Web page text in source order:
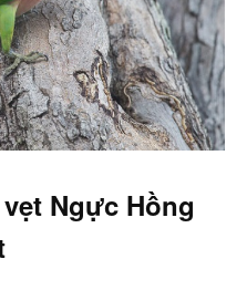
Ngực Hồng